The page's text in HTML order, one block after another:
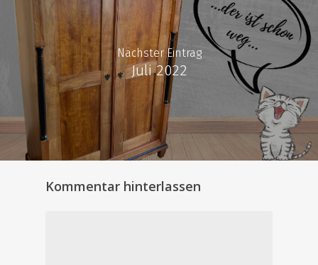
Nächster Eintrag
Juli 2022
Kommentar hinterlassen